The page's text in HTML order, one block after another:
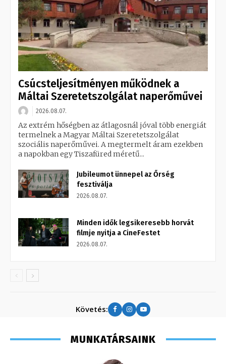
Csúcsteljesítményen működnek a
Máltai Szeretetszolgálat naperőművei
2026.08.07.
Az extrém hőségben az átlagosnál jóval több energiát
termelnek a Magyar Máltai Szeretetszolgálat
szociális naperőművei. A megtermelt áram ezekben
a napokban egy Tiszafüred méretű...
Jubileumot ünnepel az Őrség
fesztiválja
2026.08.07.
Minden idők legsikeresebb horvát
filmje nyitja a CineFestet
2026.08.07.
Követés:
MUNKATÁRSAINK